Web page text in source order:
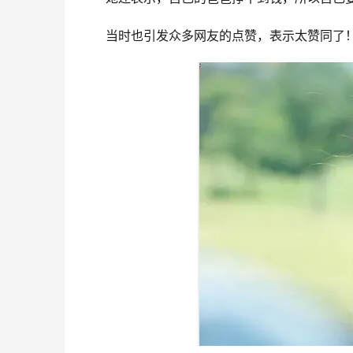
当时也引发众多网友的点赞，表示太赞同了